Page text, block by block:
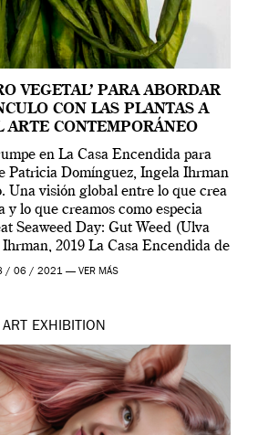
VEGETAL’ PARA ABORDAR
CON LAS PLANTAS A
ARTE CONTEMPORÁNEO
en La Casa Encendida para
Patricia Domínguez, Ingela Ihrman
Una visión global entre lo que crea
y lo que creamos como especia
Seaweed Day: Gut Weed (Ulva
2019 La Casa Encendida de
y la Wellcome […]
/ 06 / 2021 — VER MÁS
ART EXHIBITION